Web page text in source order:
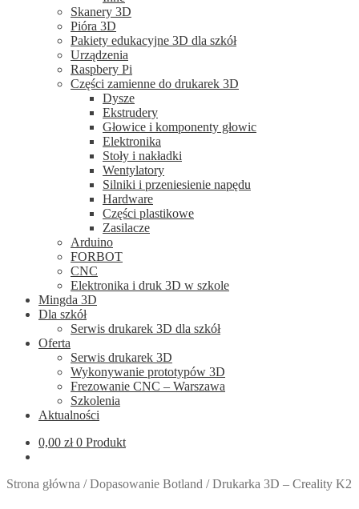
Skanery 3D
Pióra 3D
Pakiety edukacyjne 3D dla szkół
Urządzenia
Raspbery Pi
Części zamienne do drukarek 3D
Dysze
Ekstrudery
Głowice i komponenty głowic
Elektronika
Stoły i nakładki
Wentylatory
Silniki i przeniesienie napędu
Hardware
Części plastikowe
Zasilacze
Arduino
FORBOT
CNC
Elektronika i druk 3D w szkole
Mingda 3D
Dla szkół
Serwis drukarek 3D dla szkół
Oferta
Serwis drukarek 3D
Wykonywanie prototypów 3D
Frezowanie CNC – Warszawa
Szkolenia
Aktualności
0,00 zł 0 Produkt
Strona główna /Dopasowanie Botland /Drukarka 3D – Creality K2